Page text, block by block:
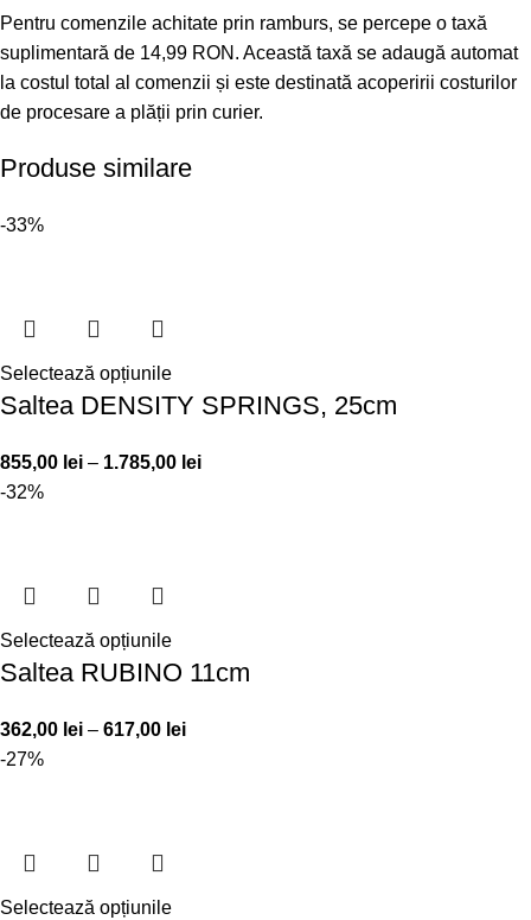
Pentru comenzile achitate prin ramburs, se percepe o taxă
suplimentară de 14,99 RON. Această taxă se adaugă automat
la costul total al comenzii și este destinată acoperirii costurilor
de procesare a plății prin curier.
Produse similare
-33%
Selectează opțiunile
Saltea DENSITY SPRINGS, 25cm
855,00 lei – 1.785,00 lei
-32%
Selectează opțiunile
Saltea RUBINO 11cm
362,00 lei – 617,00 lei
-27%
Selectează opțiunile